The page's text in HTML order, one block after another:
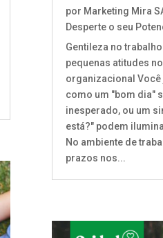
por Marketing Mira
Desperte o seu
Gentileza no
pequenas atitudes
organizacional Você
como um "bom dia"
inesperado, ou um
está?" podem
No ambiente de
prazos nos...